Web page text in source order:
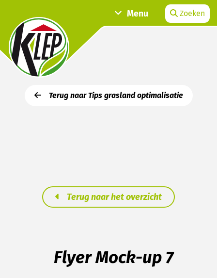
Menu Zoeken
Terug naar Tips grasland optimalisatie
Terug naar het overzicht
Flyer Mock-up 7